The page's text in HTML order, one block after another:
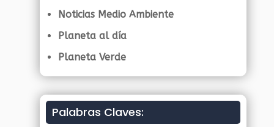
Noticias Medio Ambiente
Planeta al día
Planeta Verde
Palabras Claves: